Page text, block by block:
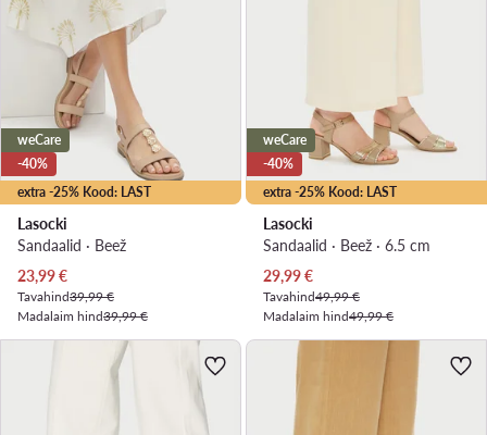
extra -25% Kood: LAST
weCare
-40%
Lasocki
Sandaalid · Beež
Praegune hind
23,99€
Tavahind39,99 €
Madalaim hind39,99 €
extra -25% Kood: LAST
weCare
-40%
Lasocki
Sandaalid · Beež · 6.5 cm
Praegune hind
29,99€
Tavahind49,99 €
Madalaim hind49,99 €